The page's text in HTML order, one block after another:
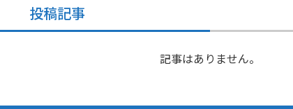
投稿記事
記事はありません。